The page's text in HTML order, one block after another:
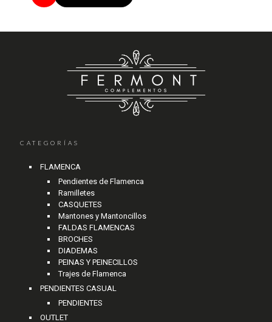
CATEGORÍAS
FLAMENCA
Pendientes de Flamenca
Ramilletes
CASQUETES
Mantones y Mantoncillos
FALDAS FLAMENCAS
BROCHES
DIADEMAS
PEINAS Y PEINECILLOS
Trajes de Flamenca
PENDIENTES CASUAL
PENDIENTES
OUTLET